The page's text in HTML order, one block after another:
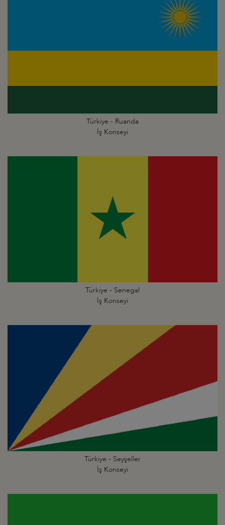
Türkiye - Ruanda
İş Konseyi
Türkiye - Senegal
İş Konseyi
Türkiye - Seyşeller
İş Konseyi